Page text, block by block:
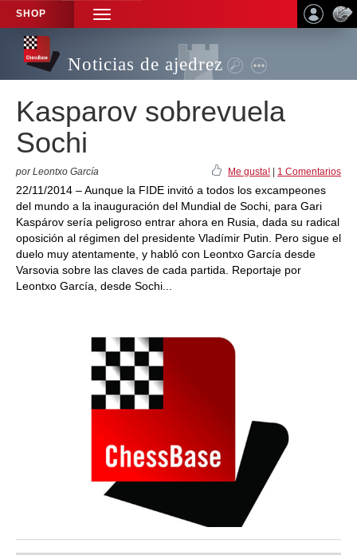
SHOP
TOGGLE
NAVIGATION
Noticias de ajedrez
Kasparov sobrevuela
Sochi
por Leontxo García Me gusta! 1 Comentarios
22/11/2014 – Aunque la FIDE invitó a todos los excampeones
del mundo a la inauguración del Mundial de Sochi, para Gari
Kaspárov sería peligroso entrar ahora en Rusia, dada su radical
oposición al régimen del presidente Vladímir Putin. Pero sigue el
duelo muy atentamente, y habló con Leontxo García desde
Varsovia sobre las claves de cada partida. Reportaje por
Leontxo García, desde Sochi...